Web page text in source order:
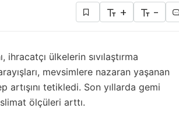
+ -
ülkelerin sıvılaştırma
mevsimlere nazaran yaşanan
artışını tetikledi. Son yıllarda gemi
ölçüleri arttı.